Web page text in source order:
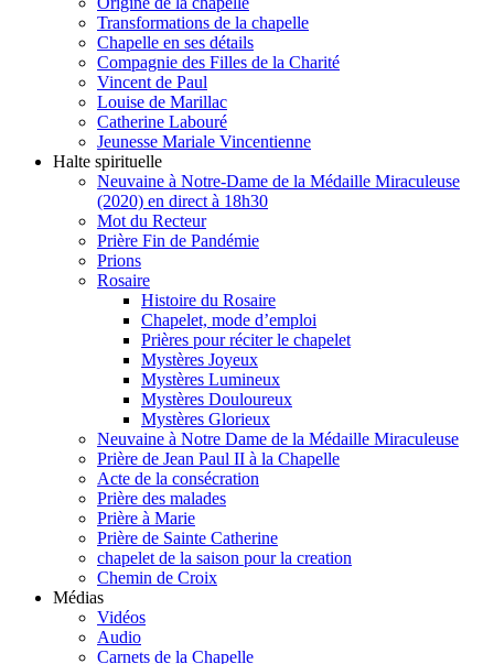
Transformations de la chapelle
Chapelle en ses détails
Compagnie des Filles de la Charité
Vincent de Paul
Louise de Marillac
Catherine Labouré
Jeunesse Mariale Vincentienne
Halte spirituelle
Neuvaine à Notre-Dame de la Médaille Miraculeuse
(2020) en direct à 18h30
Mot du Recteur
Prière Fin de Pandémie
Prions
Rosaire
Histoire du Rosaire
Chapelet, mode d’emploi
Prières pour réciter le chapelet
Mystères Joyeux
Mystères Lumineux
Mystères Douloureux
Mystères Glorieux
Neuvaine à Notre Dame de la Médaille Miraculeuse
Prière de Jean Paul II à la Chapelle
Acte de la consécration
Prière des malades
Prière à Marie
Prière de Sainte Catherine
chapelet de la saison pour la creation
Chemin de Croix
Médias
Vidéos
Audio
Carnets de la Chapelle